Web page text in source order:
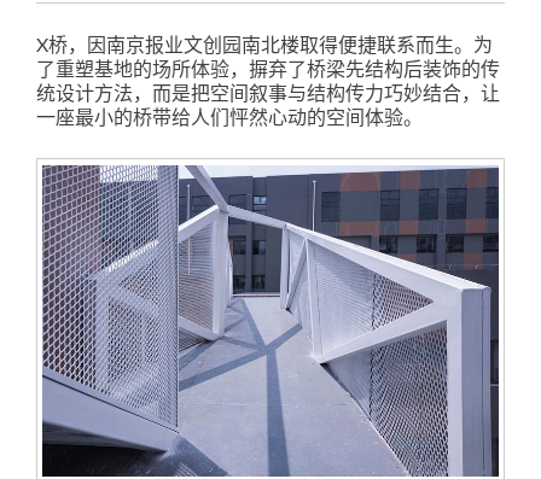
X桥，因南京报业文创园南北楼取得便捷联系而生。为
了重塑基地的场所体验，摒弃了桥梁先结构后装饰的传
统设计方法，而是把空间叙事与结构传力巧妙结合，让
一座最小的桥带给人们怦然心动的空间体验。